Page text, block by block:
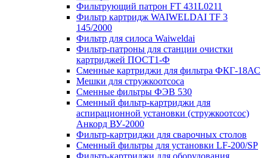
Фильтрующий патрон FT 431L0211
Фильтр картридж WAIWELDAI TF 3
145/2000
Фильтр для силоса Waiweldai
Фильтр-патроны для станции очистки
картриджей ПОСТ1-Ф
Сменные картриджи для фильтра ФКГ-18АС
Мешки для стружкоотсоса
Сменные фильтры ФЭВ 530
Сменный фильтр-картриджи для
аспирационной установки (стружкоотсос)
Анкорд ВУ-2000
Фильтр-картриджи для сварочных столов
Сменный фильтры для установки LF-200/SP
Фильтр-картриджи для оборудования